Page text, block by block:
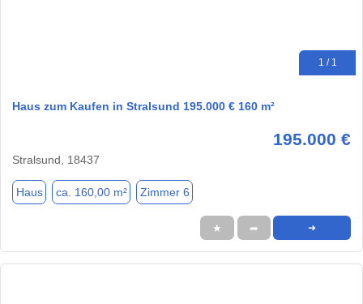
1 / 1
Haus zum Kaufen in Stralsund 195.000 € 160 m²
195.000 €
Stralsund, 18437
Haus ca. 160,00 m² Zimmer 6
★ ➦ ➜